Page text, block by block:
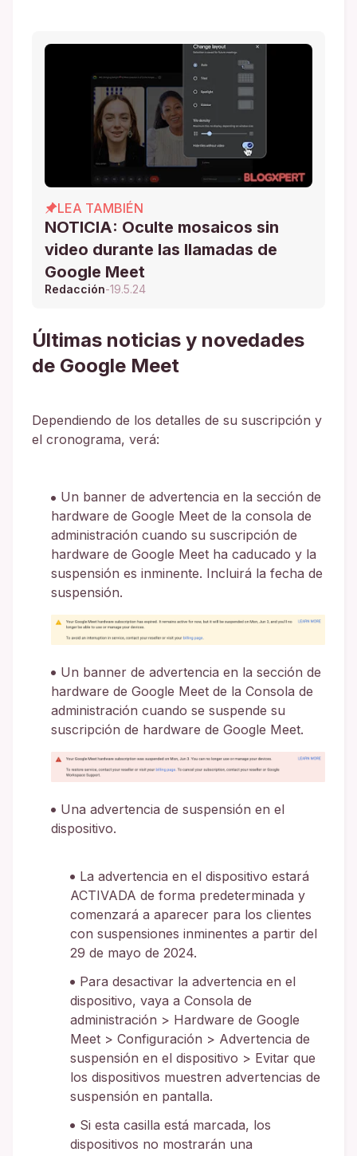
LEA TAMBIÉN
NOTICIA: Oculte mosaicos sin
video durante las llamadas de
Google Meet
Redacción-19.5.24
Últimas noticias y novedades
de Google Meet
Dependiendo de los detalles de su suscripción y
el cronograma, verá:
Un banner de advertencia en la sección de
hardware de Google Meet de la consola de
administración cuando su suscripción de
hardware de Google Meet ha caducado y la
suspensión es inminente. Incluirá la fecha de
suspensión.
Un banner de advertencia en la sección de
hardware de Google Meet de la Consola de
administración cuando se suspende su
suscripción de hardware de Google Meet.
Una advertencia de suspensión en el
dispositivo.
La advertencia en el dispositivo estará
ACTIVADA de forma predeterminada y
comenzará a aparecer para los clientes
con suspensiones inminentes a partir del
29 de mayo de 2024.
Para desactivar la advertencia en el
dispositivo, vaya a Consola de
administración > Hardware de Google
Meet > Configuración > Advertencia de
suspensión en el dispositivo > Evitar que
los dispositivos muestren advertencias de
suspensión en pantalla.
Si esta casilla está marcada, los
dispositivos no mostrarán una